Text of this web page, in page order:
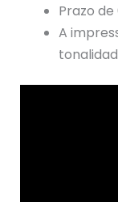
Prazo
A